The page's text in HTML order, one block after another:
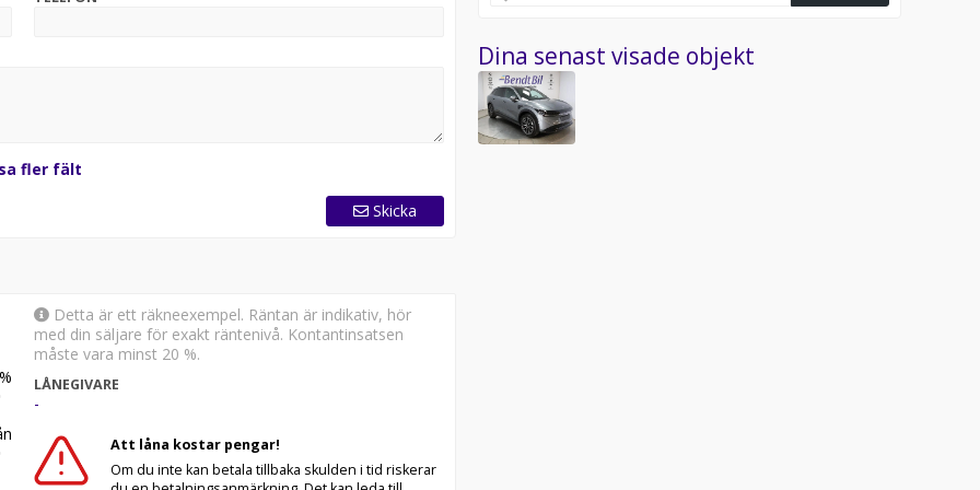
och smart teknik med 5G-uppkoppling, avancerade
sitt europeiska designcenter i Göteborg, där
ink moms.
Varje ny bil levereras med en garanti på 5 år
ytterligare 5 år eller 100 000 km, genom att följa
fler fält
Skicka
%
Detta är ett räkneexempel. Räntan är indikativ, hör
med din säljare för exakt räntenivå. Kontantinsatsen
måste vara minst 20 %.
LÅNEGIVARE
-
Att låna kostar pengar!
Om du inte kan betala tillbaka skulden i tid riskerar
Dina senast visade objekt